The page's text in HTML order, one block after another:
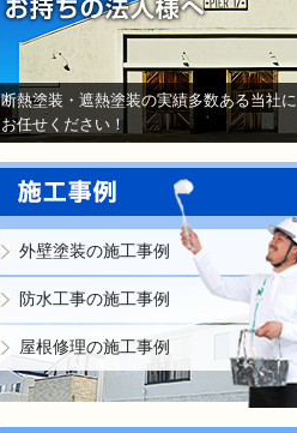
断熱塗装・遮熱塗装の実績多数ある当社に
お任せください！
外壁塗装の施工事例
防水工事の施工事例
屋根修理の施工事例